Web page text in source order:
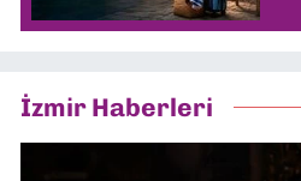
İzmir Haberleri